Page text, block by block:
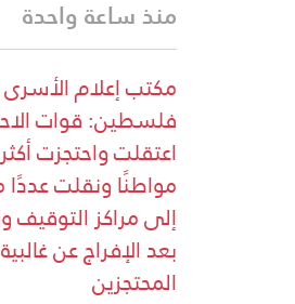
منذ ساعة واحدة
مكتب إعلام
فلسطين: قوات
مواطنًا ونقلت
إلى مراكز التوقيف
بعد الإفراج عن غالبية
المحتجزين